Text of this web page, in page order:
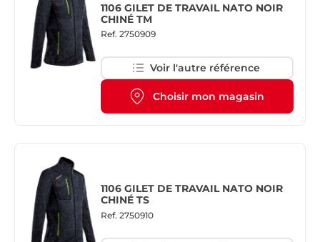
1106 GILET DE TRAVAIL NATO NOIR
CHINÉ TM
Ref. 2750909
Voir l'autre référence
Choisir mon magasin
1106 GILET DE TRAVAIL NATO NOIR
CHINÉ TS
Ref. 2750910